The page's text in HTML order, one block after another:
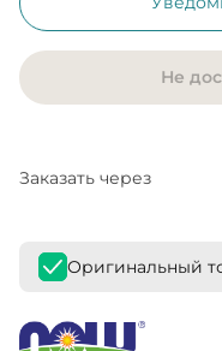
Не
Заказать через
Оригинальный